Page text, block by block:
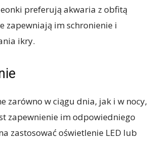
preferują akwaria z obfitą
zapewniają im schronienie i
ikry.
zarówno w ciągu dnia, jak i w nocy,
zapewnienie im odpowiedniego
zastosować oświetlenie LED lub